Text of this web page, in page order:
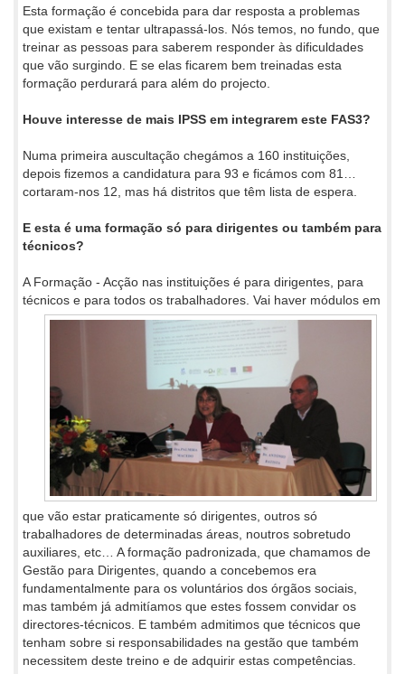
Esta formação é concebida para dar resposta a problemas
que existam e tentar ultrapassá-los. Nós temos, no fundo, que
treinar as pessoas para saberem responder às dificuldades
que vão surgindo. E se elas ficarem bem treinadas esta
formação perdurará para além do projecto.
Houve interesse de mais IPSS em integrarem este FAS3?
Numa primeira auscultação chegámos a 160 instituições,
depois fizemos a candidatura para 93 e ficámos com 81…
cortaram-nos 12, mas há distritos que têm lista de espera.
E esta é uma formação só para dirigentes ou também para
técnicos?
A Formação - Acção nas instituições é para dirigentes, para
técnicos e para todos os trabalhadores. Vai haver módulos em
que vão estar praticamente só dirigentes, outros só
trabalhadores de determinadas áreas, noutros sobretudo
auxiliares, etc… A formação padronizada, que chamamos de
Gestão para Dirigentes, quando a concebemos era
fundamentalmente para os voluntários dos órgãos sociais,
mas também já admitíamos que estes fossem convidar os
directores-técnicos. E também admitimos que técnicos que
tenham sobre si responsabilidades na gestão que também
necessitem deste treino e de adquirir estas competências.